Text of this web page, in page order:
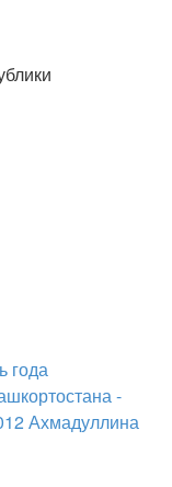
года
-
Ахмадуллина